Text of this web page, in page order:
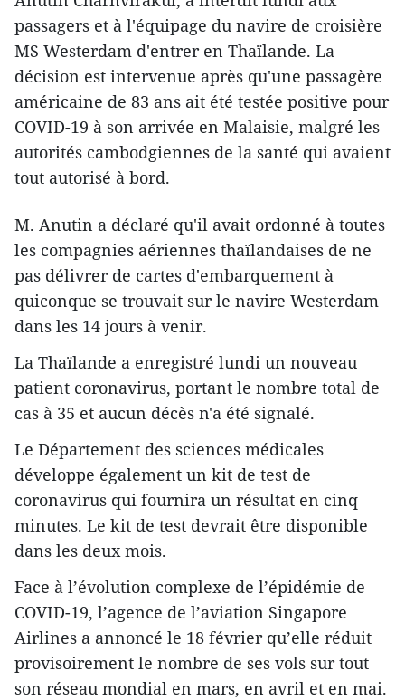
passagers et à l'équipage du navire de croisière
MS Westerdam d'entrer en Thaïlande. La
décision est intervenue après qu'une passagère
américaine de 83 ans ait été testée positive pour
COVID-19 à son arrivée en Malaisie, malgré les
autorités cambodgiennes de la santé qui avaient
tout autorisé à bord.
M. Anutin a déclaré qu'il avait ordonné à toutes
les compagnies aériennes thaïlandaises de ne
pas délivrer de cartes d'embarquement à
quiconque se trouvait sur le navire Westerdam
dans les 14 jours à venir.
La Thaïlande a enregistré lundi un nouveau
patient coronavirus, portant le nombre total de
cas à 35 et aucun décès n'a été signalé.
Le Département des sciences médicales
développe également un kit de test de
coronavirus qui fournira un résultat en cinq
minutes. Le kit de test devrait être disponible
dans les deux mois.
Face à l’évolution complexe de l’épidémie de
COVID-19, l’agence de l’aviation Singapore
Airlines a annoncé le 18 février qu’elle réduit
provisoirement le nombre de ses vols sur tout
son réseau mondial en mars, en avril et en mai.